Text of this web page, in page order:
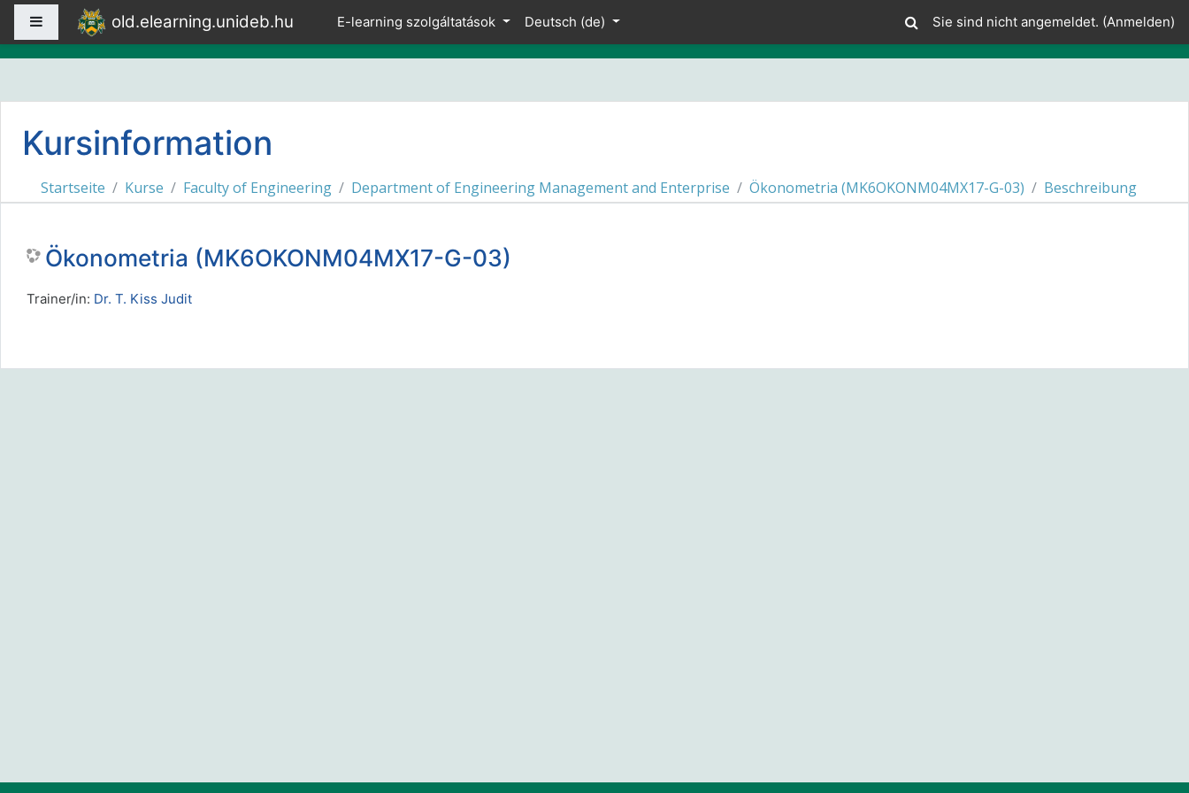
Zum Hauptinhalt
Website-Übersichtold.elearning.unideb.hu E-learning szolgáltatások Deutsch ‎(de)‎ Sie sind nicht angemeldet. (Anmelden)
Kursinformation
Startseite Kurse Faculty of Engineering Department of Engineering Management and Enterprise Ökonometria (MK6OKONM04MX17-G-03) Beschreibung
Ökonometria (MK6OKONM04MX17-G-03)
Trainer/in: Dr. T. Kiss Judit